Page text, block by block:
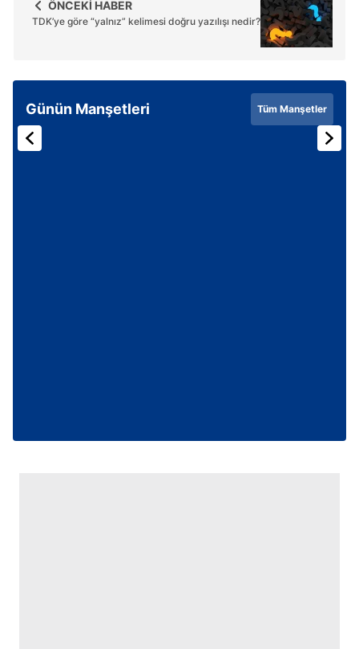
ÖNCEKİ HABER
TDK’ye göre “yalnız” kelimesi doğru yazılışı nedir?
Günün Manşetleri Tüm Manşetler